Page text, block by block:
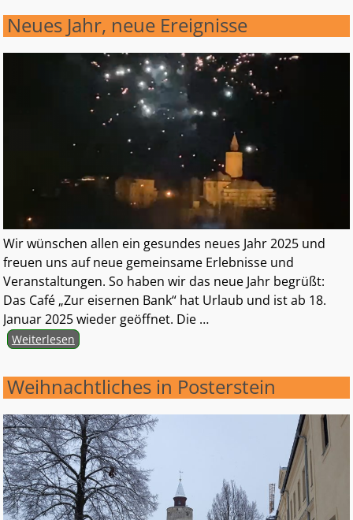
Neues Jahr, neue Ereignisse
Wir wünschen allen ein gesundes neues Jahr 2025 und
freuen uns auf neue gemeinsame Erlebnisse und
Veranstaltungen. So haben wir das neue Jahr begrüßt:
Das Café „Zur eisernen Bank“ hat Urlaub und ist ab 18.
Januar 2025 wieder geöffnet. Die …
Weiterlesen
Weihnachtliches in Posterstein